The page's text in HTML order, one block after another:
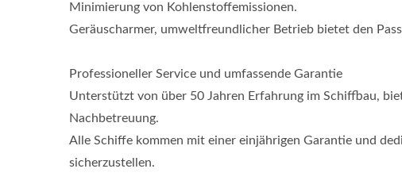
Minimierung von Kohlenstoffemissionen.
Geräuscharmer, umweltfreundlicher Betrieb bietet den
Professioneller Service und umfassende Garantie
Unterstützt von über 50 Jahren Erfahrung im Schiffbau,
Nachbetreuung.
Alle Schiffe kommen mit einer einjährigen Garantie und
sicherzustellen.